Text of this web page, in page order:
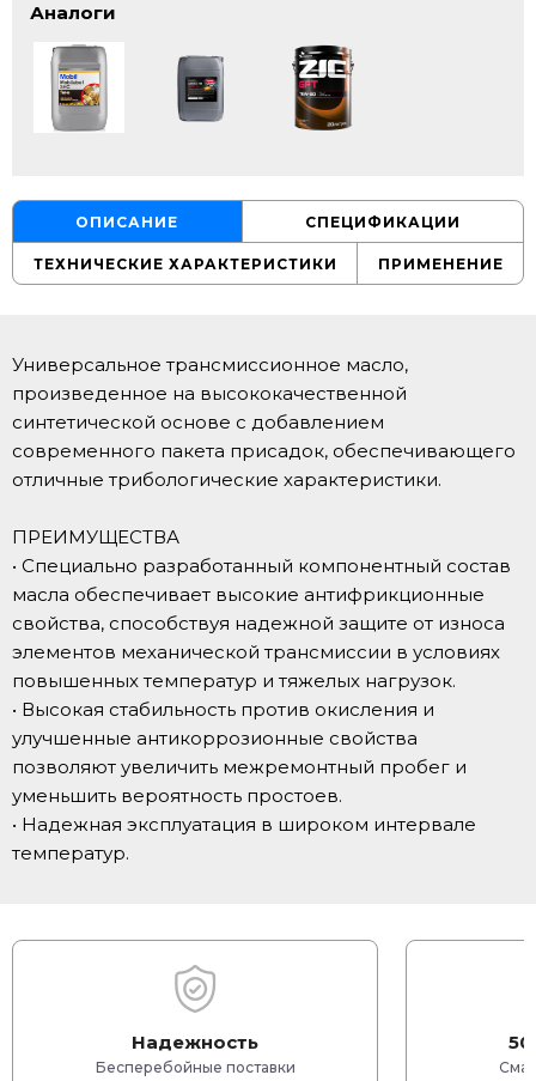
Аналоги
ОПИСАНИЕ СПЕЦИФИКАЦИИ
ТЕХНИЧЕСКИЕ ХАРАКТЕРИСТИКИ ПРИМЕНЕНИЕ
Универсальное трансмиссионное масло,
произведенное на высококачественной
синтетической основе с добавлением
современного пакета присадок, обеспечивающего
отличные трибологические характеристики.
ПРЕИМУЩЕСТВА
• Специально разработанный компонентный состав
масла обеспечивает высокие антифрикционные
свойства, способствуя надежной защите от износа
элементов механической трансмиссии в условиях
повышенных температур и тяжелых нагрузок.
• Высокая стабильность против окисления и
улучшенные антикоррозионные свойства
позволяют увеличить межремонтный пробег и
уменьшить вероятность простоев.
• Надежная эксплуатация в широком интервале
температур.
Надежность
Бесперебойные поставки